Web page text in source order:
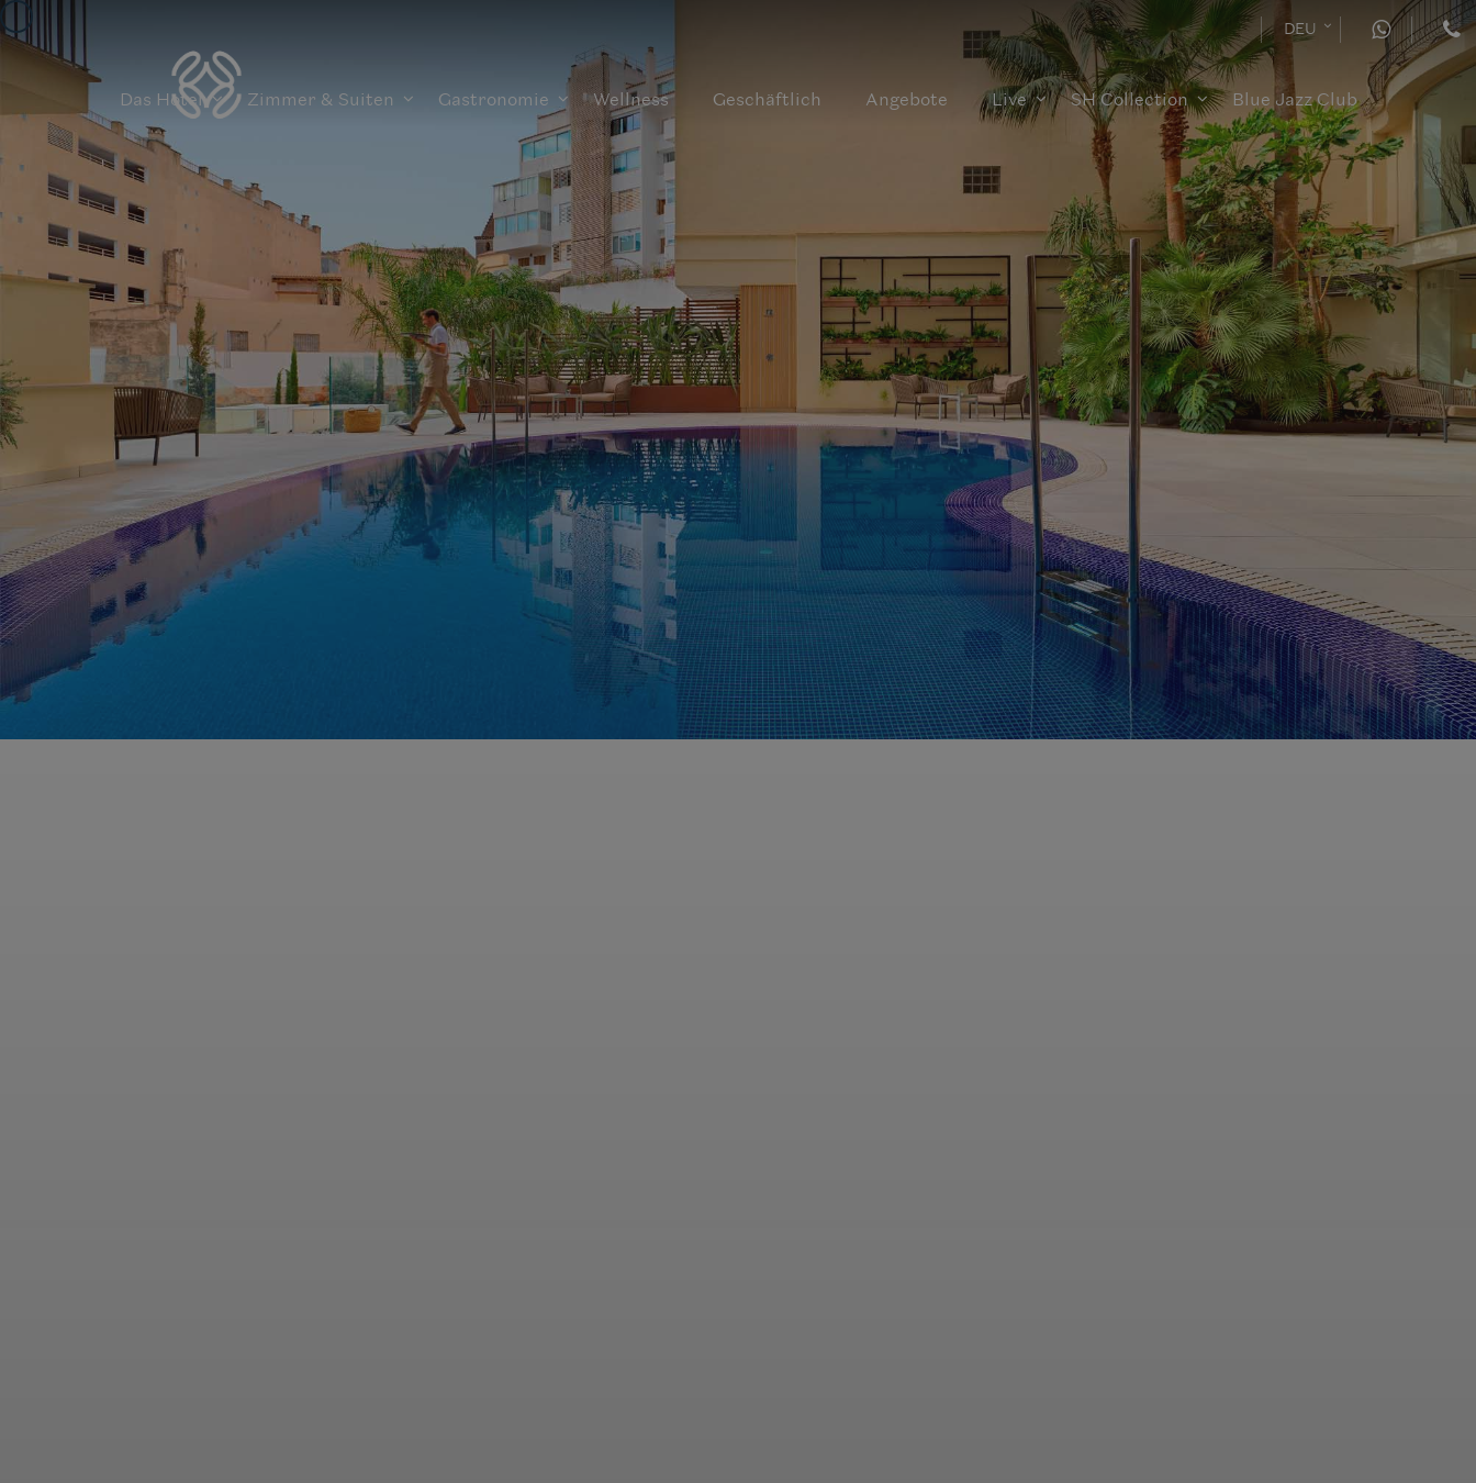
DEU
Das Hotel Zimmer & Suiten Gastronomie Wellness Geschäftlich Angebote Live SH Collection Blue Jazz Club